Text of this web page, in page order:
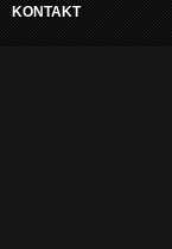
KONTAKT